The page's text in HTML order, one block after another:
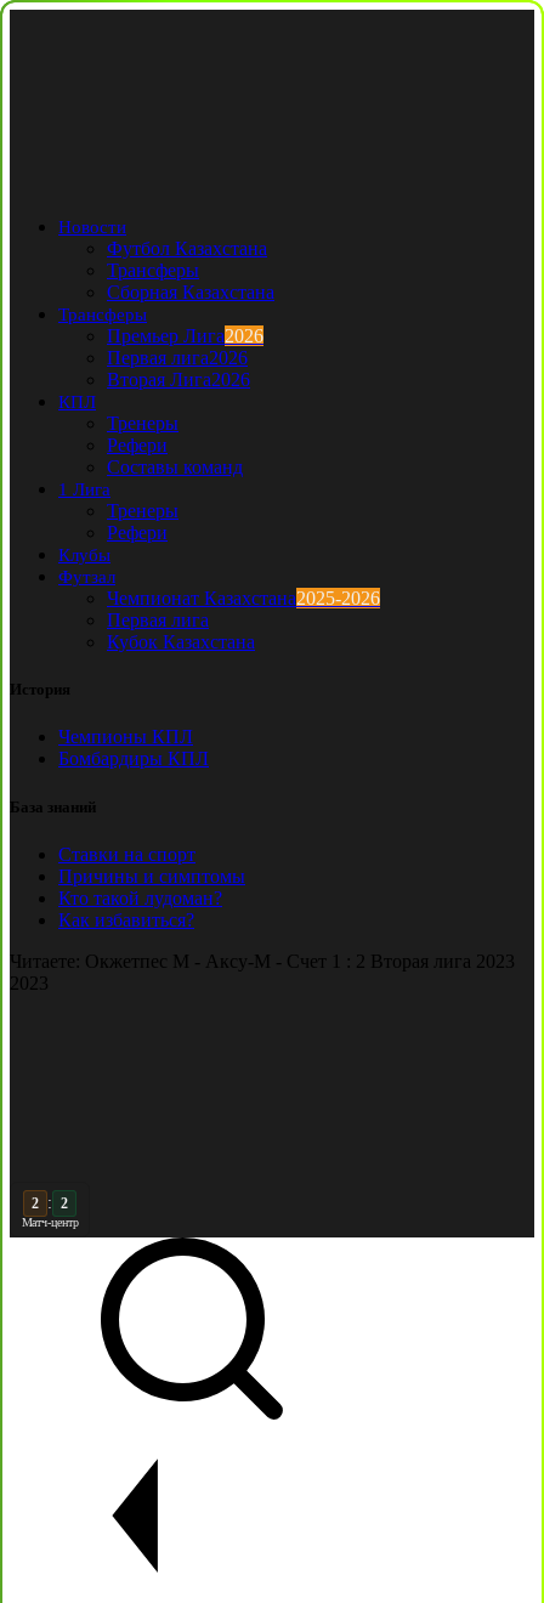
Новости
Футбол Казахстана
Трансферы
Сборная Казахстана
Трансферы
Премьер Лига2026
Первая лига2026
Вторая Лига2026
КПЛ
Тренеры
Рефери
Составы команд
1 Лига
Тренеры
Рефери
Клубы
Футзал
Чемпионат Казахстана2025-2026
Первая лига
Кубок Казахстана
История
Чемпионы КПЛ
Бомбардиры КПЛ
База знаний
Ставки на спорт
Причины и симптомы
Кто такой лудоман?
Как избавиться?
Читаете: Окжетпес М - Аксу-М - Счет 1 : 2 Вторая лига 2023
2023
3 : 2
Матч-центр